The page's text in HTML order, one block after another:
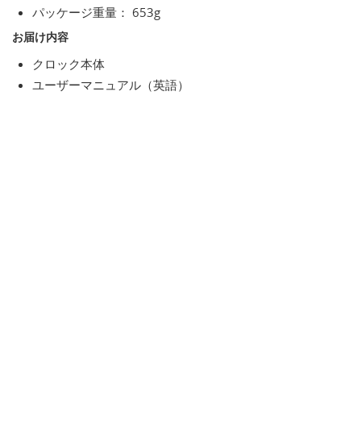
パッケージ重量： 653g
お届け内容
クロック本体
ユーザーマニュアル（英語）